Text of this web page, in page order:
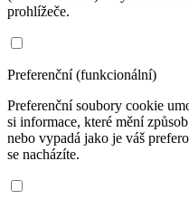
prohlížeče.
Preferenční (funkcionální)
Preferenční soubory cookie
si informace, které mění
nebo vypadá jako je váš
se nacházíte.